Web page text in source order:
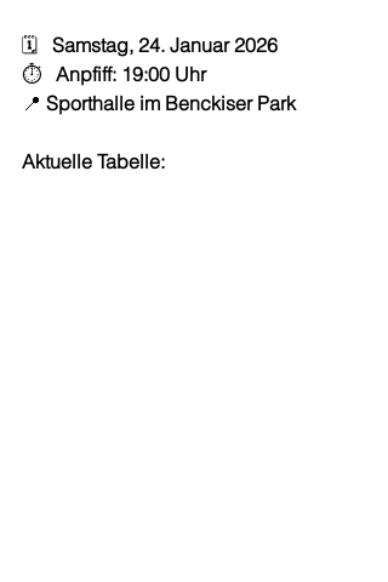
🗓 Samstag, 24. Januar 2026
⏱ Anpfiff: 19:00 Uhr
📍 Sporthalle im Benckiser Park
Aktuelle Tabelle: